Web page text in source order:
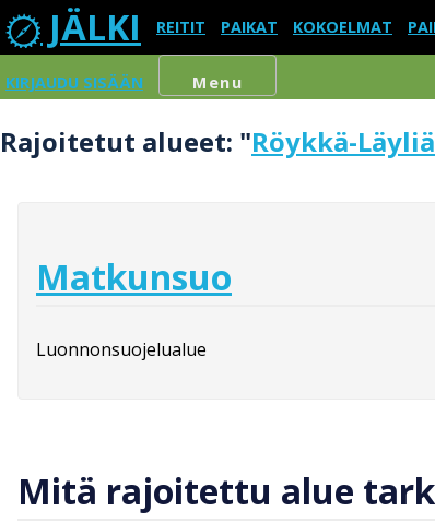
JÄLKI REITIT PAIKAT KOKOELMAT
KIRJAUDU SISÄÄN Menu
Rajoitetut alueet: "Röykkä-
Matkunsuo
Luonnonsuojelualue
Mitä rajoitettu alue